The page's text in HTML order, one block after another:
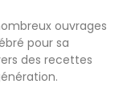
ouvrages
pour sa
des recettes